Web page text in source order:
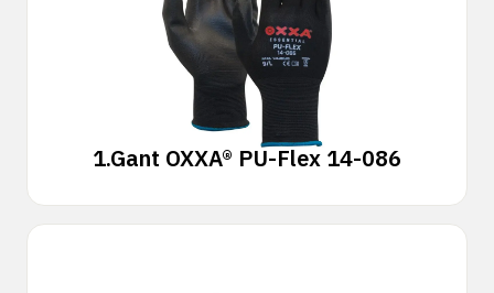
1.Gant OXXA® PU-Flex 14-086